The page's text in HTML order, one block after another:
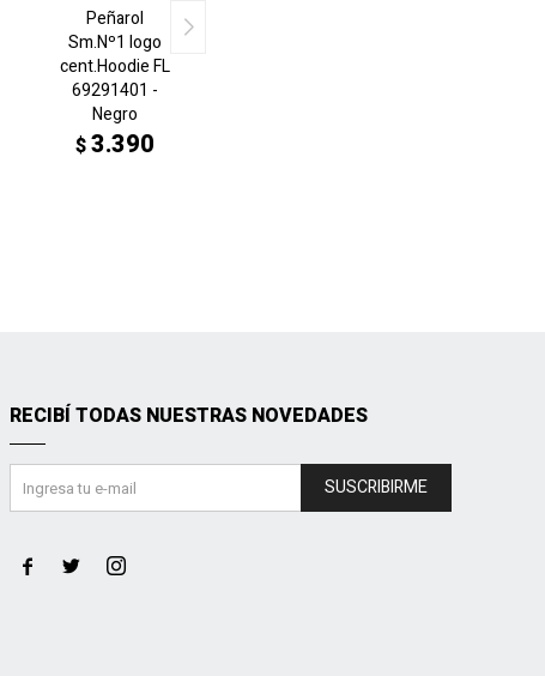
Peñarol
Sm.Nº1 logo
cent.Hoodie FL
69291401 -
Negro
$3.390
RECIBÍ TODAS NUESTRAS NOVEDADES
SUSCRIBIRME
  